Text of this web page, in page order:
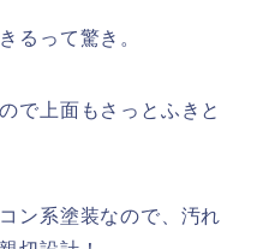
るって驚き。
で上面もさっとふきと
ン系塗装なので、汚れ